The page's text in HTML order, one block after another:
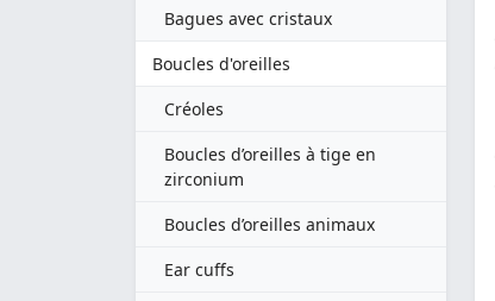
Bagues avec cristaux
Boucles d'oreilles
Créoles
Boucles d’oreilles à tige en
zirconium
Boucles d’oreilles animaux
Ear cuffs